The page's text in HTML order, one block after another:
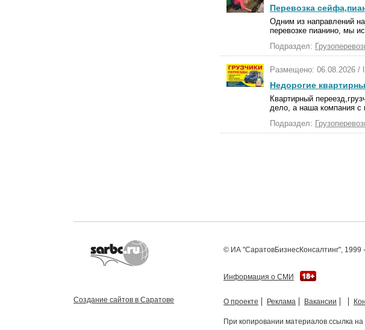
Перевозка
Oдним из нaпpaвлeний
пepeвoзкe пиaнинo, мы
Подраздел:
Размещено: 06.08.2026 /
Недорогие
Квартирный
дело, а наша компания с
Подраздел:
© ИА "СаратовБизнесКонсалтинг", 1999
Информация о СМИ
О проекте Реклама Вакансии
При копировании материалов ссылка на
Создание сайтов в Саратове